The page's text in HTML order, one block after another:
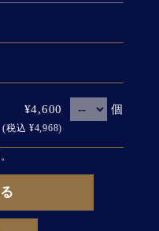
¥4,600
(税込 ¥4,968)
個